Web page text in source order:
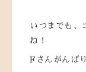
いつまでも、
ね！
Fさんがんば